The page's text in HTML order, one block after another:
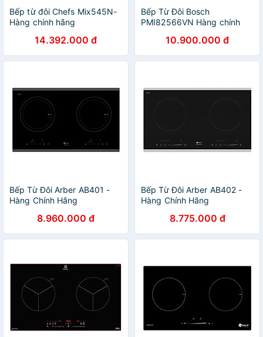
Bếp từ đôi Chefs Mix545N-
Hàng chính hãng
14.392.000 đ
Bếp Từ Đôi Bosch
PMI82566VN Hàng chính
10.900.000 đ
Bếp Từ Đôi Arber AB401 -
Hàng Chính Hãng
8.960.000 đ
Bếp Từ Đôi Arber AB402 -
Hàng Chính Hãng
8.775.000 đ